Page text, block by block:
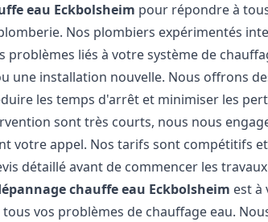
eau Eckbolsheim pour répondre à
Nos plombiers expérimentés
problèmes liés à votre système de
une installation nouvelle. Nous offrons
les temps d'arrêt et minimiser les
sont très courts, nous nous
votre appel. Nos tarifs sont compétitifs
détaillé avant de commencer les
chauffe eau Eckbolsheim est à
vos problèmes de chauffage eau.